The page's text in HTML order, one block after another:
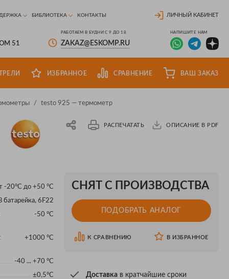
БИБЛИОТЕКА КОНТАКТЫ ЛИЧНЫЙ КАБИНЕТ
51
РАБОТАЕМ В БУДНИ С 9 ДО 18
ZAKAZ@ESKOMP.RU
НАПИШИТЕ НАМ
ИЗБРАННОЕ СРАВНЕНИЕ ВАШ ЗАКАЗ
/ testo 925 — термометр
РАСПЕЧАТАТЬ ОПИСАНИЕ В PDF
-20°C до +50 °C
батарейка, 6F22
-50 °C
+1000 °C
-40 ... +70 °C
±0,5°C
СНЯТ С ПРОИЗВОДСТВА
ПОДОБРАТЬ АНАЛОГ
К СРАВНЕНИЮ В ИЗБРАННОЕ
Доставкав кратчайшие сроки